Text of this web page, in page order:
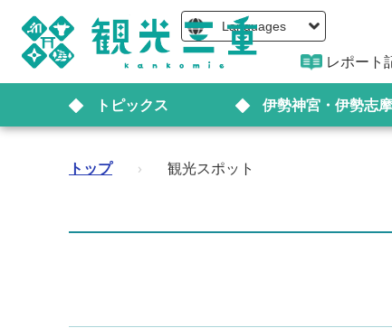
Languages
レポート
トピックス 伊勢神宮・伊勢志摩
トップ › 観光スポット